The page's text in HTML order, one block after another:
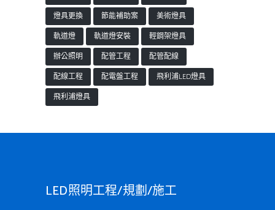
燈具更換
節能補助案
美術燈具
軌道燈
軌道燈安裝
輕鋼架燈具
辦公照明
配管工程
配管配線
配線工程
配電盤工程
飛利浦LED燈具
飛利浦燈具
LED照明工程/規劃/施工